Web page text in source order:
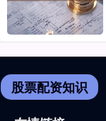
股票配资知识